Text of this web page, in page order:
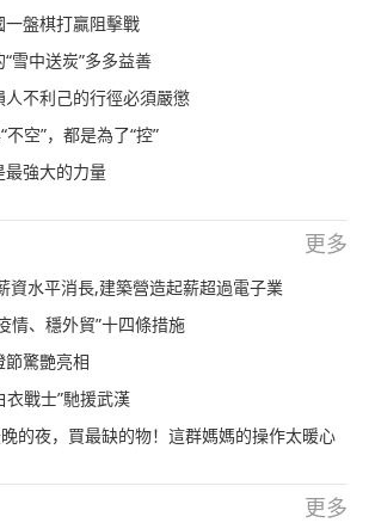
一盤棋打贏阻擊戰
雪中送炭”多多益善
不利己的行徑必須嚴懲
不空”，都是為了“控”
最強大的力量
更多
資水平消長,建築營造起薪超過電子業
情、穩外貿”十四條措施
節驚艷亮相
衣戰士”馳援武漢
晚的夜，買最缺的物！這群媽媽的操作太暖心
更多